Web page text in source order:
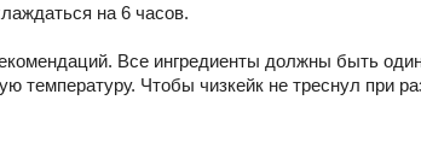
на 6 часов.
Все ингредиенты должны быть
температуру. Чтобы чизкейк не треснул при